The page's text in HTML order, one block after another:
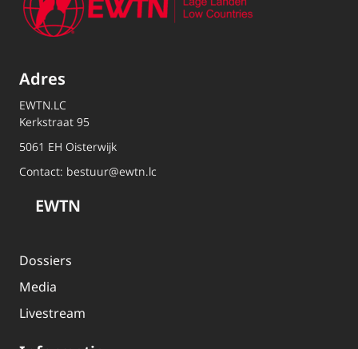
Adres
EWTN.LC
Kerkstraat 95
5061 EH Oisterwijk
Contact: bestuur@ewtn.lc
EWTN
Dossiers
Media
Livestream